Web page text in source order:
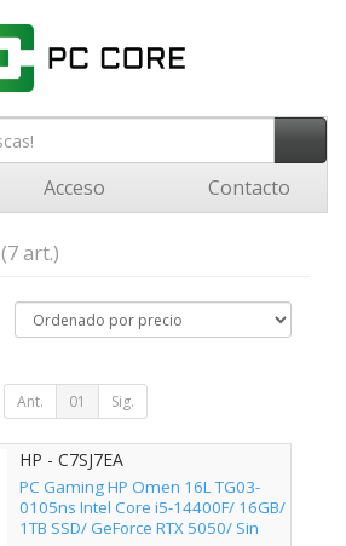
Acceso Contacto
(7 art.)
Ant. 01 Sig.
HP - C7SJ7EA
PC Gaming HP Omen 16L TG03-
0105ns Intel Core i5-14400F/ 16GB/
1TB SSD/ GeForce RTX 5050/ Sin